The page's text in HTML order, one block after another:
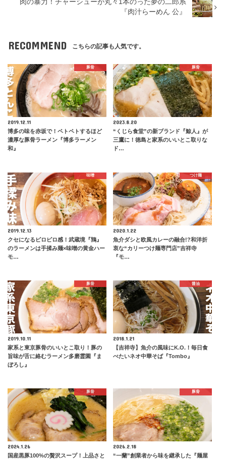
肉の暴力！チャーシューが丸々1本のった夢の二郎系
『肉汁らーめん 公』
RECOMMEND こちらの記事も人気です。
豚骨
2019.12.11
博多の味を赤坂で！ペトペトするほど
濃厚な豚骨ラーメン『博多ラーメン
和』
豚骨
2023.8.20
“くじら食堂”の新ブランド『鯨人』が
三鷹に！徳島と家系のいいとこ取りな
ド…
味噌
2019.12.13
クセになるピロピロ感！武蔵境『鶉』
のラーメンは手揉み麺×味噌の黄金ハー
モ…
つけ麺
2020.1.22
魚介ダシと欧風カレーの融合!?和洋折
衷な“カリーつけ麺専門店”吉祥寺
『モ…
豚骨
2019.10.11
家系と東京豚骨のいいとこ取り！豚の
旨味が舌に絡むラーメン多磨霊園『ま
ぼろし』
醤油
2018.1.21
【吉祥寺】魚介の風味にK.O.！毎日食
べたいネオ中華そば『Tombo』
豚骨
2024.1.26
国産黒豚100%の贅沢スープ！上品さと
豚骨
2026.2.18
“一蘭”創業者から味を継承した『麺屋